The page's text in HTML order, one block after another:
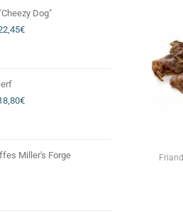
Dog"
€
€
Miller's Forge